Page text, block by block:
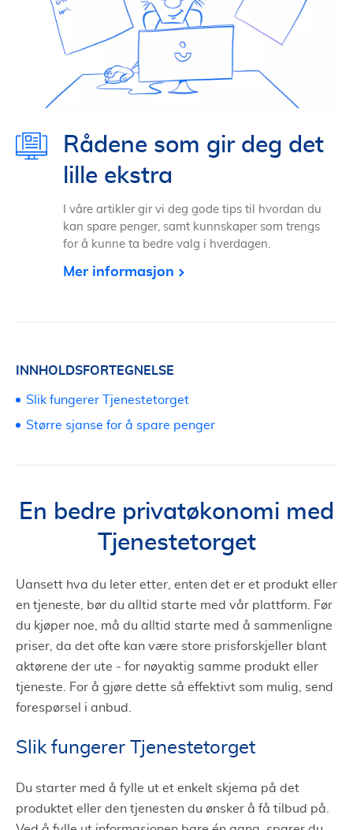
Rådene som gir deg det
lille ekstra
I våre artikler gir vi deg gode tips til hvordan du
kan spare penger, samt kunnskaper som trengs
for å kunne ta bedre valg i hverdagen.
Mer informasjon
En bedre privatøkonomi med
Tjenestetorget
Uansett hva du leter etter, enten det er et produkt eller
en tjeneste, bør du alltid starte med vår plattform. Før
du kjøper noe, må du alltid starte med å sammenligne
priser, da det ofte kan være store prisforskjeller blant
aktørene der ute - for nøyaktig samme produkt eller
tjeneste. For å gjøre dette så effektivt som mulig, send
forespørsel i anbud.
Slik fungerer Tjenestetorget
Du starter med å fylle ut et enkelt skjema på det
produktet eller den tjenesten du ønsker å få tilbud på.
INNHOLDSFORTEGNELSE
Slik fungerer Tjenestetorget
Større sjanse for å spare penger